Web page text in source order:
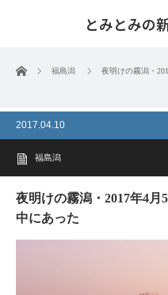
とみとみの
ホーム 福島潟 夜明けの霧潟・
2017.04.10
福島潟
夜明けの霧潟・2017年4
中にあった